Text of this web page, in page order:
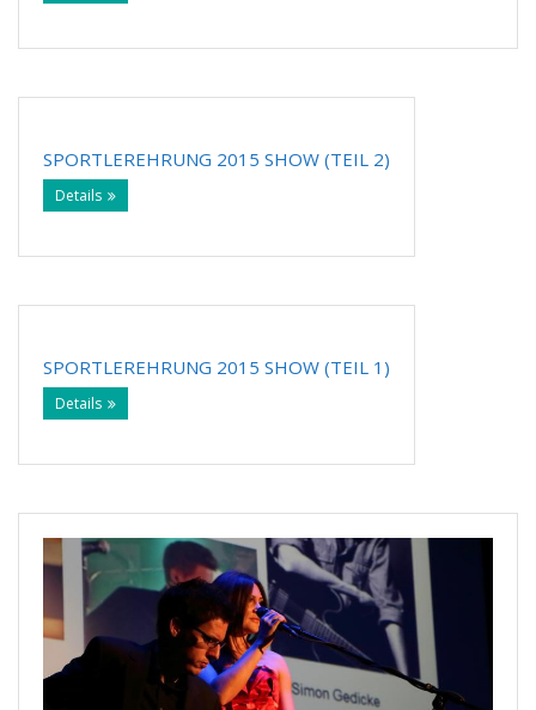
SPORTLEREHRUNG 2015 SHOW (TEIL 2)
Details
SPORTLEREHRUNG 2015 SHOW (TEIL 1)
Details